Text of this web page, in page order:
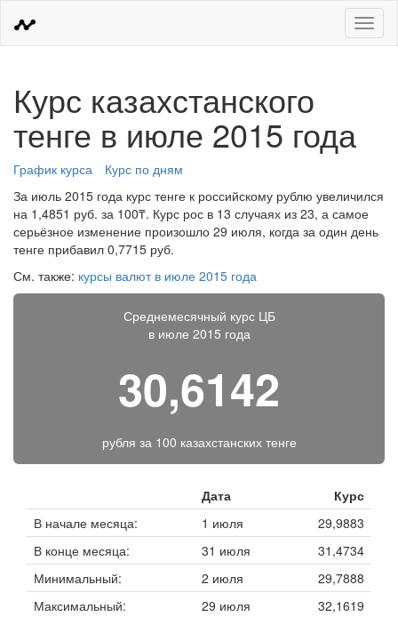
Меню
Курс казахстанского
тенге в июле 2015 года
График курса
Курс по дням
За июль 2015 года курс тенге к российскому рублю увеличился
на 1,4851 руб. за 100₸. Курс рос в 13 случаях из 23, а самое
серьёзное изменение произошло 29 июля, когда за один день
тенге прибавил 0,7715 руб.
См. также: курсы валют в июле 2015 года
Среднемесячный курс ЦБ
в июле 2015 года
30,6142
рубля за 100 казахстанских тенге
Дата
Курс
В начале месяца:
1 июля
29,9883
В конце месяца:
31 июля
31,4734
Минимальный:
2 июля
29,7888
Максимальный:
29 июля 32,1619